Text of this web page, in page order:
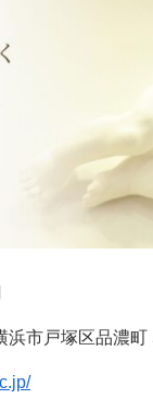
浜市戸塚区品濃町